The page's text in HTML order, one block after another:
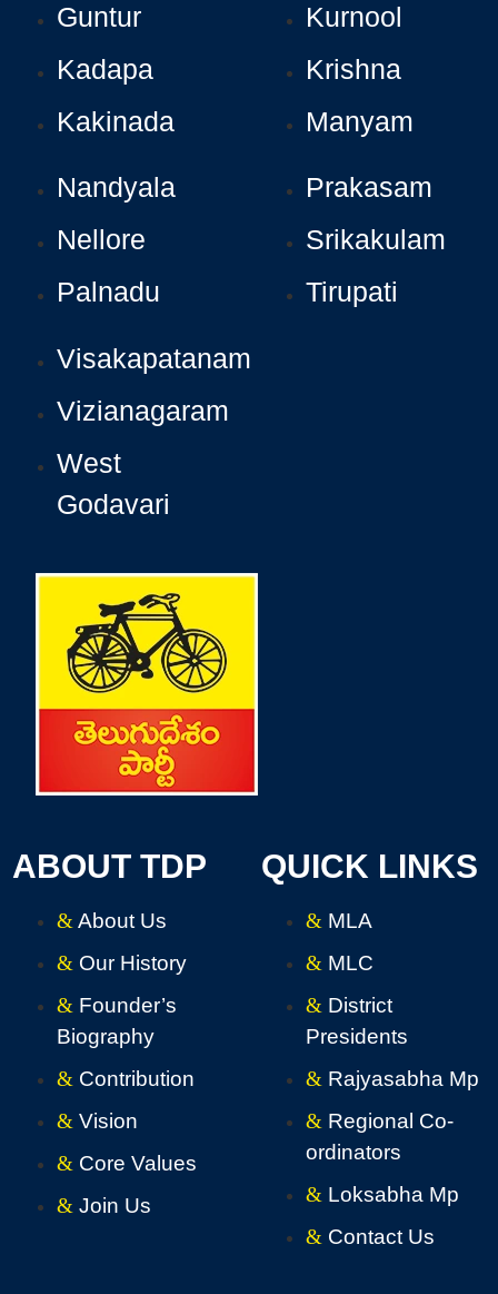
Guntur
Kadapa
Kakinada
Kurnool
Krishna
Manyam
Nandyala
Nellore
Palnadu
Prakasam
Srikakulam
Tirupati
Visakapatanam
Vizianagaram
West
Godavari
ABOUT TDP
About Us
Our History
Founder’s
Biography
Contribution
Vision
Core Values
Join Us
QUICK LINKS
MLA
MLC
District
Presidents
Rajyasabha Mp
Regional Co-
ordinators
Loksabha Mp
Contact Us